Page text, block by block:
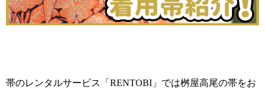
帯のレンタルサービス「RENTOBI」では桝屋高尾の帯をお